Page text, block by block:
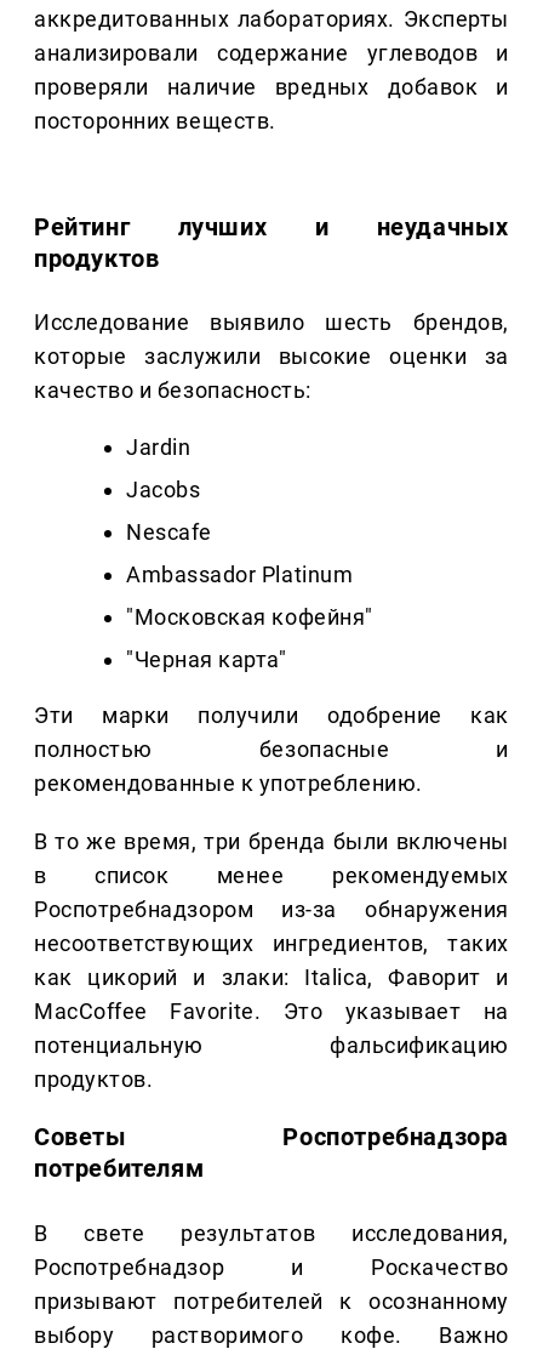
аккредитованных лабораториях. Эксперты
анализировали содержание углеводов и
проверяли наличие вредных добавок и
посторонних веществ.
Рейтинг лучших и неудачных
продуктов
Исследование выявило шесть брендов,
которые заслужили высокие оценки за
качество и безопасность:
Jardin
Jacobs
Nescafe
Ambassador Platinum
"Московская кофейня"
"Черная карта"
Эти марки получили одобрение как
полностью безопасные и
рекомендованные к употреблению.
В то же время, три бренда были включены
в список менее рекомендуемых
Роспотребнадзором из-за обнаружения
несоответствующих ингредиентов, таких
как цикорий и злаки: Italica, Фаворит и
MacCoffee Favorite. Это указывает на
потенциальную фальсификацию
продуктов.
Советы Роспотребнадзора
потребителям
В свете результатов исследования,
Роспотребнадзор и Роскачество
призывают потребителей к осознанному
выбору растворимого кофе. Важно